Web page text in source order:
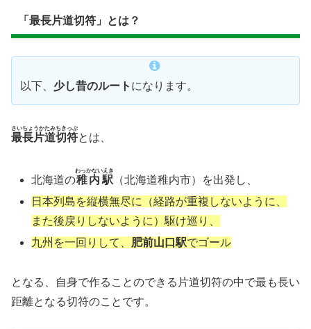
「最長片道切符」とは？
以下、 少し昔のルート になります。
最長片道切符
さいちょうかたみちきっぷ
とは、
北海道の稚内駅
わっかないえき
（北海道稚内市）を出発し、
日本列島を縦横無尽に（経路が重複しないように、
また後戻りしないように）駆け巡り、
九州を一回りして、 肥前山口駅でゴール
となる、自身で作ることのできる片道切符の中で最も長い
距離となる切符のことです。